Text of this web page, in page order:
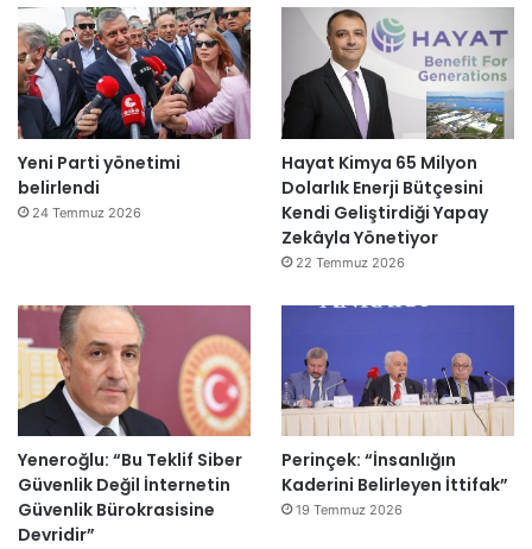
Yeni Parti yönetimi
belirlendi
24 Temmuz 2026
Hayat Kimya 65 Milyon
Dolarlık Enerji Bütçesini
Kendi Geliştirdiği Yapay
Zekâyla Yönetiyor
22 Temmuz 2026
Yeneroğlu: “Bu Teklif Siber
Güvenlik Değil İnternetin
Güvenlik Bürokrasisine
Devridir”
Perinçek: “İnsanlığın
Kaderini Belirleyen İttifak”
19 Temmuz 2026